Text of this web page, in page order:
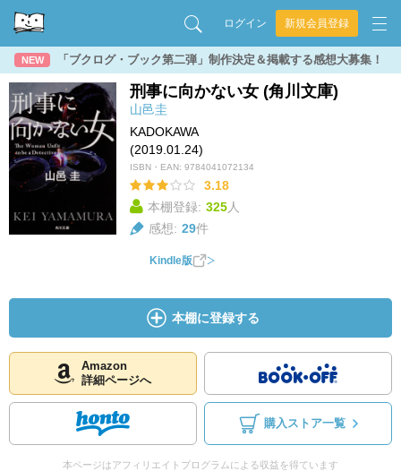
ログイン 新規会員登録
NEW 「ブクログ・ブック第二弾」制作決定＆掲載する感想大募集！
刑事に向かない女 (角川文庫)
山邑圭
KADOKAWA
(2019.01.24)
ISBN・EAN: 9784041072134
3.18
本棚登録: 325人
感想: 29件
Kindle版
本棚に登録する
Amazon
詳細ページへ
購入ストア一覧
本ページはアフィリエイトプログラムによる収益を得ています